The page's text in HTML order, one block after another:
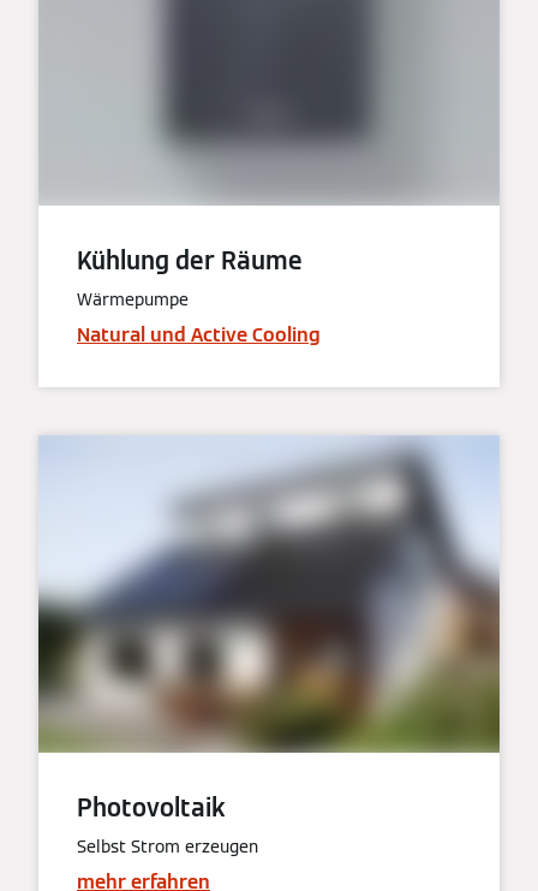
Kühlung der Räume
Wärmepumpe
Natural und Active Cooling
Photovoltaik
Selbst Strom erzeugen
mehr erfahren